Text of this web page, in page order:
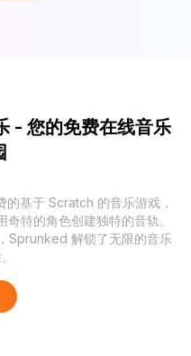
- 您的免费在线音乐
基于 Scratch 的音乐游戏，
特的角色创建独特的音轨。
Sprunked 解锁了无限的音乐